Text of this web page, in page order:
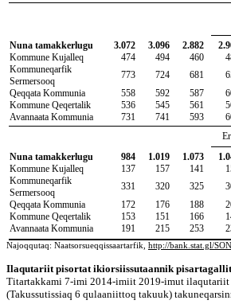
Nuna tamakkerlugu
3.072 3.096 2.882
Kommune Kujalleq
474 494 460
Kommuneqarfik
Sermersooq
773 724 681
Qeqqata Kommunia
558 592 587
Kommune Qeqertalik
536 545 561
Avannaata Kommunia
731 741 593
Nuna tamakkerlugu
984 1.019 1.073
Kommune Kujalleq
137 157 141
Kommuneqarfik
Sermersooq
331 320 325
Qeqqata Kommunia
172 176 188
Kommune Qeqertalik
153 151 166
Avannaata Kommunia
191 215 253
Najoqqutaq: Naatsorsueqqissaartarfik, http://bank.stat.gl/
Ilaqutariit pisortat ikiorsiissutaannik pisartagallit
Titartakkami 7-imi 2014-imiit 2019-imut ilaqutariit
(Takussutissiaq 6 qulaaniittoq takuuk)